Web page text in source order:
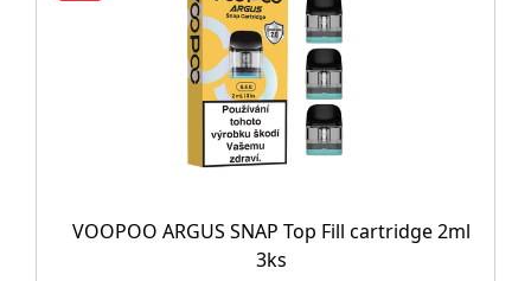
VOOPOO ARGUS SNAP Top Fill cartridge 2ml
3ks